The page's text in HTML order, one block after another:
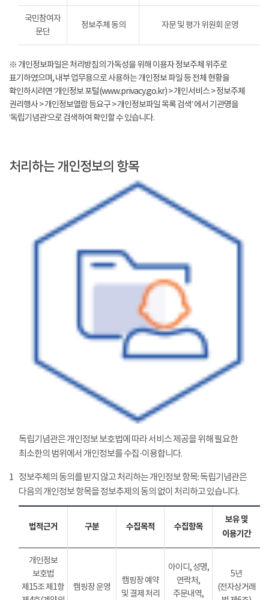
국민참여자
문단
정보주체 동의 자문 및 평가 위원회 운영
※ 개인정보파일은 처리방침의 가독성을 위해 이용자 정보주체 위주로
표기하였으며, 내부 업무용으로 사용하는 개인정보 파일 등 전체 현황을
확인하시려면 ‘개인정보 포털(www.privacy.go.kr) > 개인서비스 > 정보주체
권리행사 > 개인정보열람 등요구 > 개인정보파일 목록 검색’ 에서 기관명을
‘독립기념관’으로 검색하여 확인할 수 있습니다.
처리하는 개인정보의 항목
독립기념관은 개인정보 보호법에 따라 서비스 제공을 위해 필요한
최소한의 범위에서 개인정보를 수집·이용합니다.
1 정보주체의 동의를 받지 않고 처리하는 개인정보 항목: 독립기념관은
다음의 개인정보 항목을 정보추제의 동의 없이 처리하고 있습니다.
법적근거 구분 수집목적 수집항목
보유 및
이용기간
개인정보
보호법
제15조 제1항
캠핑장 운영
캠핑장 예약
및 결제 처리
아이디, 성명,
연락처,
주문내역,
5년
(전자상거래